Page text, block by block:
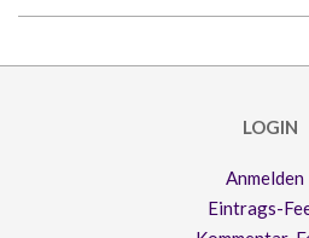
02-
LOGIN
Anmelden
Eintrags-